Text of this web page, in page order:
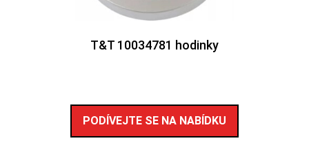
T&T 10034781 hodinky
PODÍVEJTE SE NA NABÍDKU